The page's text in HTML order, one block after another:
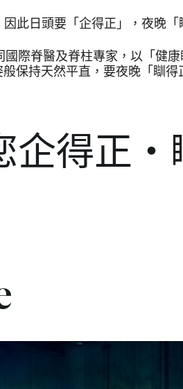
此日頭要「企得正」，夜晚「
國際脊醫及脊柱專家，以「健
保持天然平直，要夜晚「瞓得
企得正